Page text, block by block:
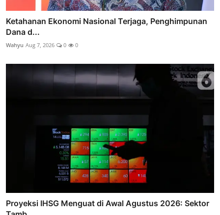
Ketahanan Ekonomi Nasional Terjaga, Penghimpunan
Dana d...
Wahyu Aug 7, 2026 0 0
Proyeksi IHSG Menguat di Awal Agustus 2026: Sektor